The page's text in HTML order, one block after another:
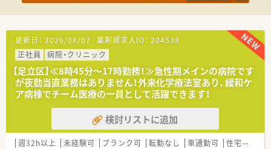
■夜勤のない病院を希望する方
■託児所を利用したい方
更新日： 2026/08/07 薬剤師求人ID： 204538
正社員
病院・クリニック
【足立区】≪8時45分～17時勤務！≫急性期メインの病院です
が夜勤当直業務はありません！外来化学療法室あり、緩和ケ
ア病棟でチーム医療の一員として活躍できます！
検討リストに追加
週32h以上 未経験可 ブランク可 転勤なし 車通勤可 住宅補助(手当)あり